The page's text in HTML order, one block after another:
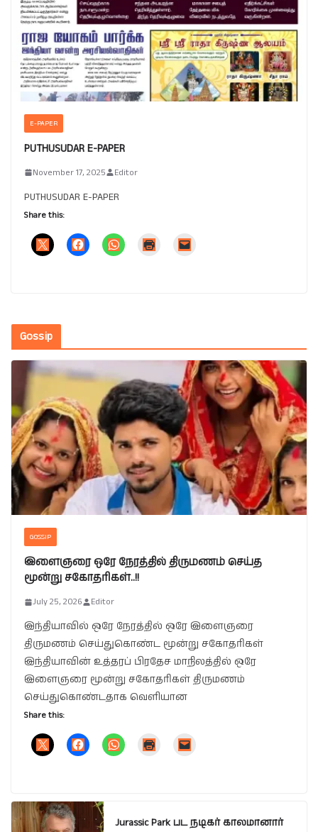
E-PAPER
PUTHUSUDAR E-PAPER
November 17, 2025 Editor
PUTHUSUDAR E-PAPER
Share this:
Gossip
GOSSIP
இளைஞரை ஒரே நேரத்தில் திருமணம் செய்த
மூன்று சகோதரிகள்..!!
July 25, 2026 Editor
இந்தியாவில் ஒரே நேரத்தில் ஒரே இளைஞரை
திருமணம் செய்துகொண்ட மூன்று சகோதரிகள்
இந்தியாவின் உத்தரப் பிரதேச மாநிலத்தில் ஒரே
இளைஞரை மூன்று சகோதரிகள் திருமணம்
செய்துகொண்டதாக வெளியான
Share this:
Jurassic Park பட நடிகர் காலமானார்